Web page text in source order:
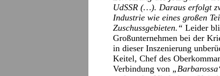
UdSSR (…). Daraus erfolgt
Industrie wie eines großen
Zuschussgebieten.“ Leider
Großunternehmen bei der
in dieser Inszenierung
Keitel, Chef des
Verbindung von